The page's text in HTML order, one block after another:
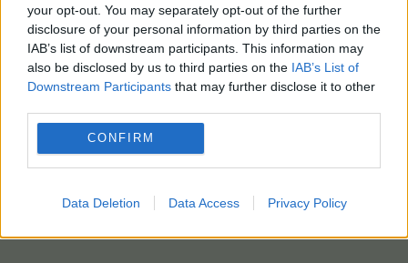
your opt-out. You may separately opt-out of the further
disclosure of your personal information by third parties on the
IAB’s list of downstream participants. This information may
also be disclosed by us to third parties on the IAB’s List of
Downstream Participants that may further disclose it to other
CONFIRM
Data Deletion Data Access Privacy Policy